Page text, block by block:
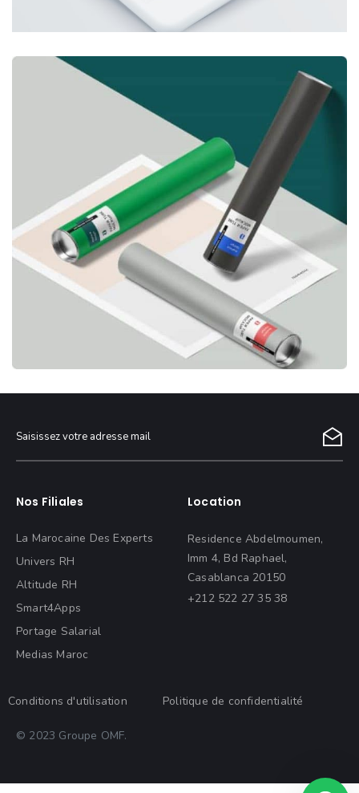
Nos Filiales
La Marocaine Des Experts
Univers RH
Altitude RH
Smart4Apps
Portage Salarial
Medias Maroc
Location
Residence Abdelmoumen,
Imm 4, Bd Raphael,
Casablanca 20150
+212 522 27 35 38
Conditions d'utilisation Politique de confidentialité
© 2023 Groupe OMF.